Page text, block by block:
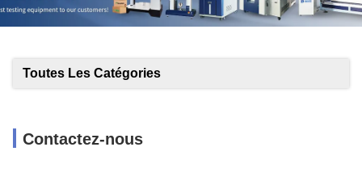
Toutes Les Catégories
Contactez-nous